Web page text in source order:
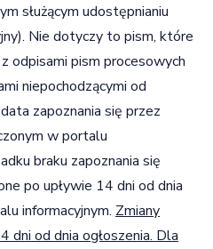
służącym udostępnianiu
Nie dotyczy to pism, które
odpisami pism procesowych
niepochodzącymi od
zapoznania się przez
w portalu
braku zapoznania się
po upływie 14 dni od dnia
informacyjnym. Zmiany
dni od dnia ogłoszenia. Dla